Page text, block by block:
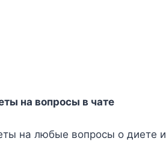
на вопросы в чате
на любые вопросы о диете и